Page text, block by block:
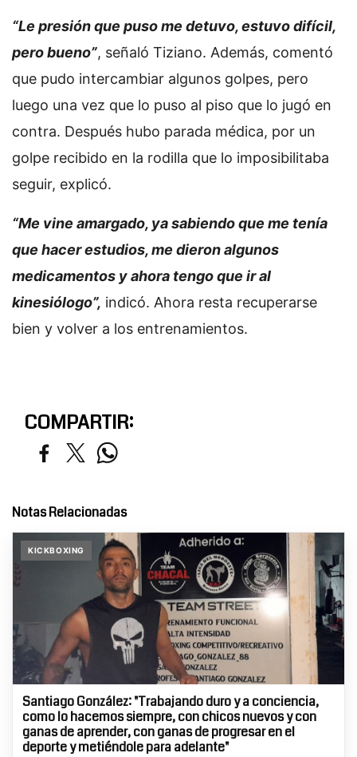
“Le presión que puso me detuvo, estuvo difícil,
pero bueno”, señaló Tiziano. Además, comentó
que pudo intercambiar algunos golpes, pero
luego una vez que lo puso al piso que lo jugó en
contra. Después hubo parada médica, por un
golpe recibido en la rodilla que lo imposibilitaba
seguir, explicó.
“Me vine amargado, ya sabiendo que me tenía
que hacer estudios, me dieron algunos
medicamentos y ahora tengo que ir al
kinesiólogo”, indicó. Ahora resta recuperarse
bien y volver a los entrenamientos.
COMPARTIR:
Notas Relacionadas
KICKBOXING
Santiago González: "Trabajando duro y a conciencia,
como lo hacemos siempre, con chicos nuevos y con
ganas de aprender, con ganas de progresar en el
deporte y metiéndole para adelante"